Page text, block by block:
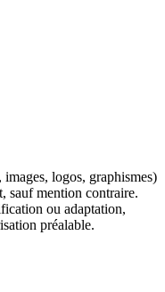
logos, graphismes)
sauf mention contraire.
ou adaptation,
préalable.